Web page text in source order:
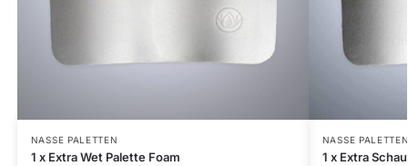
NASSE PALETTEN
1 x Extra Wet Palette Foam
NASSE
1 x Extra